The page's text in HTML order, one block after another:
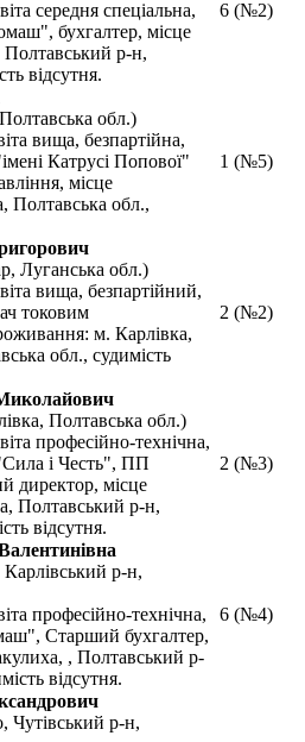
середня спеціальна,
бухгалтер, місце
р-н,
відсутня.
6 (№2)
обл.)
вища, безпартійна,
Катрусі Попової"
місце
Полтавська обл.,
1 (№5)
Луганська обл.)
вища, безпартійний,
токовим
м. Карлівка,
обл., судимість
2 (№2)
Полтавська обл.)
професійно-технічна,
і Честь", ПП
директор, місце
Полтавський р-н,
відсутня.
2 (№3)
р-н,
професійно-технічна,
Старший бухгалтер,
, Полтавський р-
відсутня.
6 (№4)
Чутівський р-н,